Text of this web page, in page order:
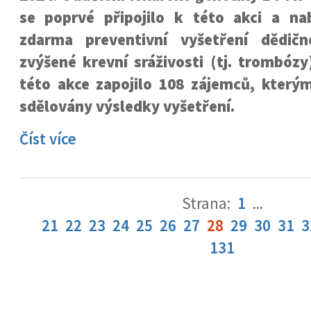
se poprvé připojilo k této akci a
zdarma preventivní vyšetření
zvýšené krevní sráživosti (tj.
této akce zapojilo 108 zájemců,
sdělovány výsledky vyšetření.
Číst více
Strana: 1 ...
21 22 23 24 25 26 27 28 29 30 31
131